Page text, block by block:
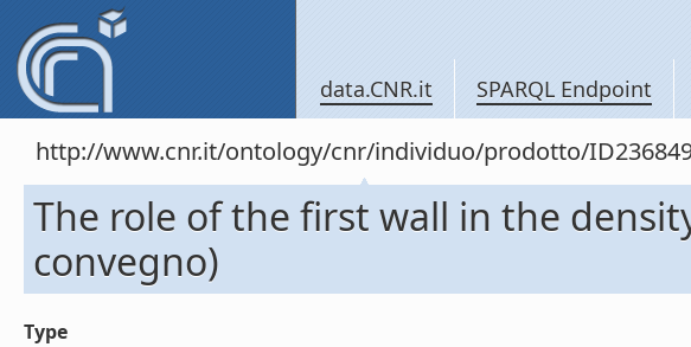
data.CNR.it SPARQL Endpoint
http://www.cnr.it/ontology/cnr/individuo/prodotto/
The role of the first wall in the
convegno)
Type